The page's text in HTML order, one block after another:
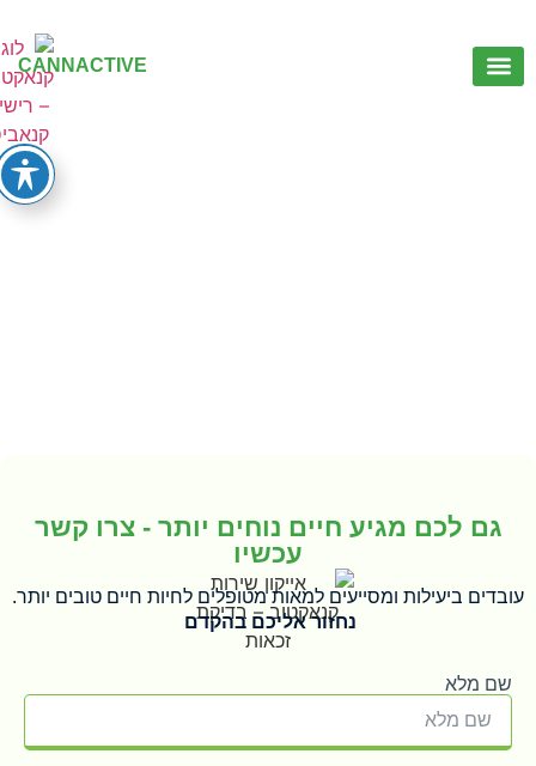
CANNACTIVE
גם לכם מגיע חיים נוחים יותר - צרו קשר
עכשיו
ביעילות ומסייעים למאות מטופלים לחיות חיים טובים יותר.
נחזור אליכם בהקדם
שם מלא